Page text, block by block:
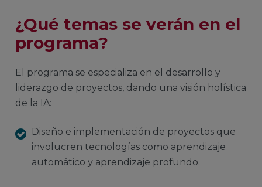
¿Qué temas se verán en el
programa?
El programa se especializa en el desarrollo y
liderazgo de proyectos, dando una visión holística
de la IA:
Diseño e implementación de proyectos que
involucren tecnologías como aprendizaje
automático y aprendizaje profundo.